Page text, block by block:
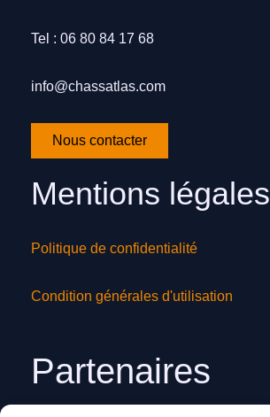
Tel : 06 80 84 17 68
info@chassatlas.com
Nous contacter
Mentions légales
Politique de confidentialité
Condition générales d'utilisation
Partenaires